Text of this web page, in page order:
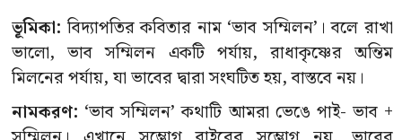
ভূমিকা: বিদ্যাপতির কবিতার নাম ‘ভাব সম্মিলন’। বলে রাখা
ভালো, ভাব সম্মিলন একটি পর্যায়, রাধাকৃষ্ণের অন্তিম
মিলনের পর্যায়, যা ভাবের দ্বারা সংঘটিত হয়, বাস্তবে নয়।
নামকরণ: ‘ভাব সম্মিলন’ কথাটি আমরা ভেঙে পাই- ভাব +